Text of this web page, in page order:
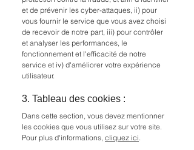
et de prévenir les cyber-attaques, ii) pour
vous fournir le service que vous avez choisi
de recevoir de notre part, iii) pour contrôler
et analyser les performances, le
fonctionnement et l'efficacité de notre
service et iv) d'améliorer votre expérience
utilisateur.
3. Tableau des cookies :
Dans cette section, vous devez mentionner
les cookies que vous utilisez sur votre site.
Pour plus d'informations, cliquez ici.